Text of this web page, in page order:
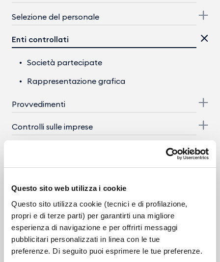
Questo sito web utilizza i cookie
Questo sito utilizza cookie (tecnici e di profilazione,
propri e di terze parti) per garantirti una migliore
esperienza di navigazione e per offrirti messaggi
pubblicitari personalizzati in linea con le tue
preferenze. Di seguito puoi esprimere le tue preferenze.
Selezione del personale
Enti controllati
Società partecipate
Rappresentazione grafica
Provvedimenti
Controlli sulle imprese
Beni immobili e gestione patrimonio
Controlli e rilievi sull'amministrazione
Servizi erogati